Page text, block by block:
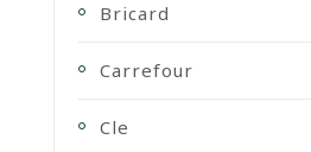
Bricard
Carrefour
Cle